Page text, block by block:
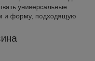
универсальные
и форму, подходящую